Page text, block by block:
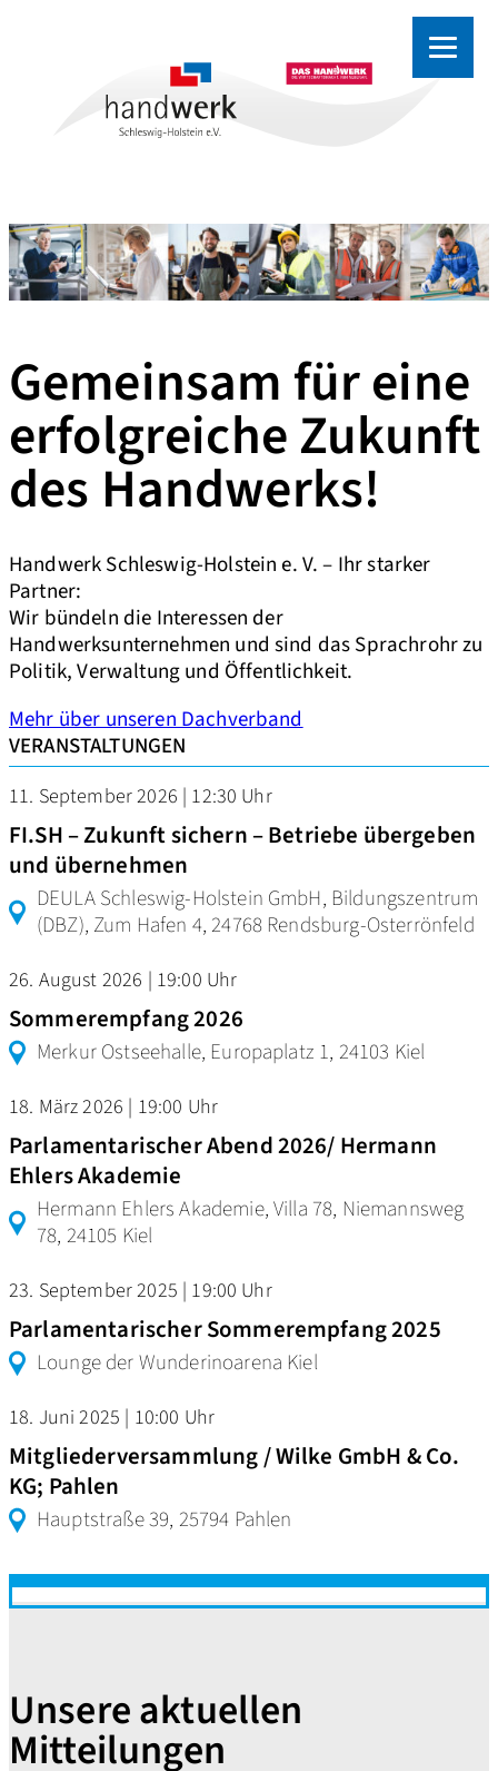
Gemeinsam für eine
erfolgreiche Zukunft
des Handwerks!
Handwerk Schleswig-Holstein e. V. – Ihr starker
Partner:
Wir bündeln die Interessen der
Handwerksunternehmen und sind das Sprachrohr zu
Politik, Verwaltung und Öffentlichkeit.
Mehr über unseren Dachverband
VERANSTALTUNGEN
11. September 2026 | 12:30 Uhr
FI.SH – Zukunft sichern – Betriebe übergeben
und übernehmen
DEULA Schleswig-Holstein GmbH, Bildungszentrum
(DBZ), Zum Hafen 4, 24768 Rendsburg-Osterrönfeld
26. August 2026 | 19:00 Uhr
Sommerempfang 2026
Merkur Ostseehalle, Europaplatz 1, 24103 Kiel
18. März 2026 | 19:00 Uhr
Parlamentarischer Abend 2026/ Hermann
Ehlers Akademie
Hermann Ehlers Akademie, Villa 78, Niemannsweg
78, 24105 Kiel
23. September 2025 | 19:00 Uhr
Parlamentarischer Sommerempfang 2025
Lounge der Wunderinoarena Kiel
18. Juni 2025 | 10:00 Uhr
Mitgliederversammlung / Wilke GmbH & Co.
KG; Pahlen
Hauptstraße 39, 25794 Pahlen
Unsere aktuellen
Mitteilungen